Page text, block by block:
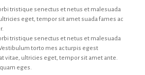
tristique senectus et netus et malesuada
eget, tempor sit amet suada fames ac
tristique senectus et netus et malesuada
torto mes ac turpis egest
vitae, ultricies eget, tempor sit amet ante.
eges.